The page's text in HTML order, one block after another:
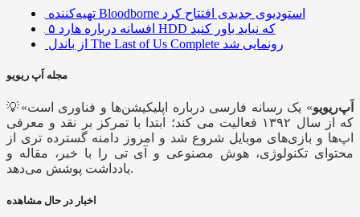
تهیه‌کننده Bloodborne استودیوی جدیدی افتتاح کرد
۵ افسانه درباره هارد HDD که نباید باور کنید
از باندل The Last of Us Complete رونمایی شد
مجله اَپ ریویو
💡« اَپ‌ریویو» یک رسانه فارسی درباره اپلیکیشن‌ها و فناوری است
که از سال ۱۳۹۲ فعالیت می کند؛ ابتدا با تمرکز بر نقد و معرفی
اپ‌ها و بازی‌های موبایل شروع شد و امروز دامنه گسترده تری از
محتوای تکنولوژی، هوش مصنوعی و آی تی را با خبر، مقاله و
یادداشت پوشش می‌دهد.
اخبار در حال مشاهده